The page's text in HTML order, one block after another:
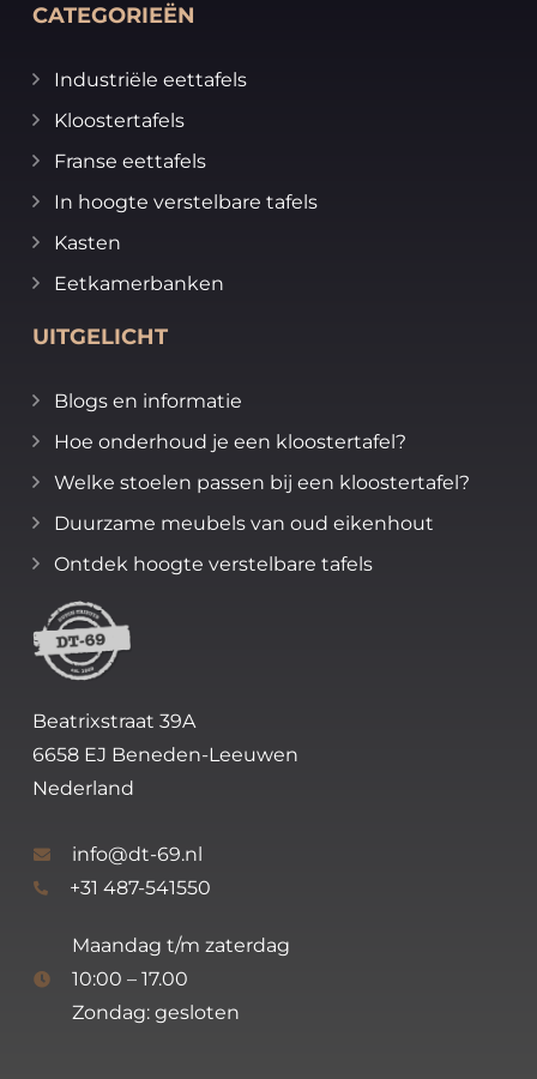
CATEGORIEËN
Industriële eettafels
Kloostertafels
Franse eettafels
In hoogte verstelbare tafels
Kasten
Eetkamerbanken
UITGELICHT
Blogs en informatie
Hoe onderhoud je een kloostertafel?
Welke stoelen passen bij een kloostertafel?
Duurzame meubels van oud eikenhout
Ontdek hoogte verstelbare tafels
Beatrixstraat 39A
6658 EJ Beneden-Leeuwen
Nederland
info@dt-69.nl
+31 487-541550
Maandag t/m zaterdag
10:00 – 17.00
Zondag: gesloten